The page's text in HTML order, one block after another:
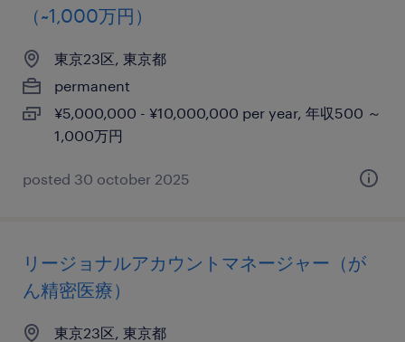
（~1,000万円）
東京23区, 東京都
permanent
¥5,000,000 - ¥10,000,000 per year, 年収500 ～
1,000万円
posted 30 october 2025
リージョナルアカウントマネージャー（が
ん精密医療）
東京23区, 東京都